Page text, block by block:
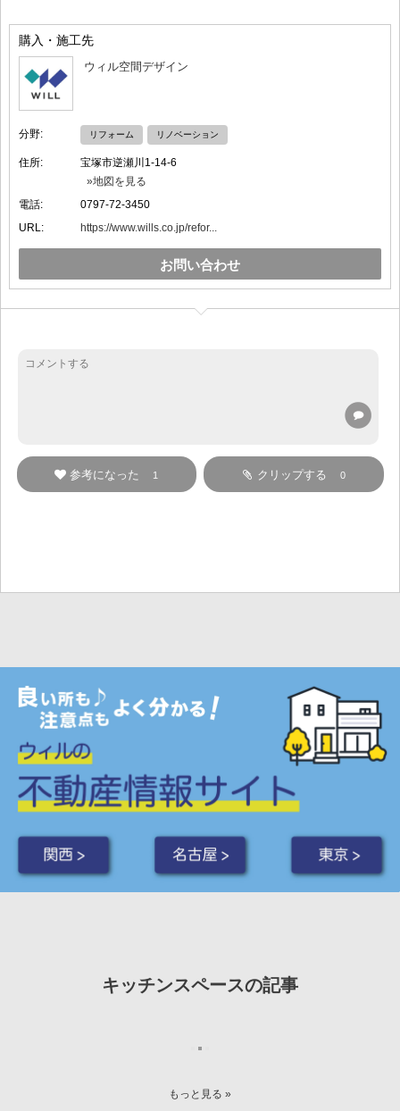
購入・施工先
ウィル空間デザイン
分野: リフォーム リノベーション
住所:
宝塚市逆瀬川1-14-6
»地図を見る
電話:
0797-72-3450
URL:
https://www.wills.co.jp/refor...
お問い合わせ
クリップする 0
参考になった 1
関西 > 名古屋 > 東京 >
キッチンスペースの記事